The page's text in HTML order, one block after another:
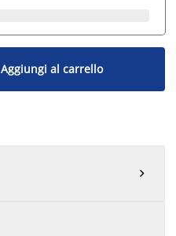
Aggiungi al carrello
